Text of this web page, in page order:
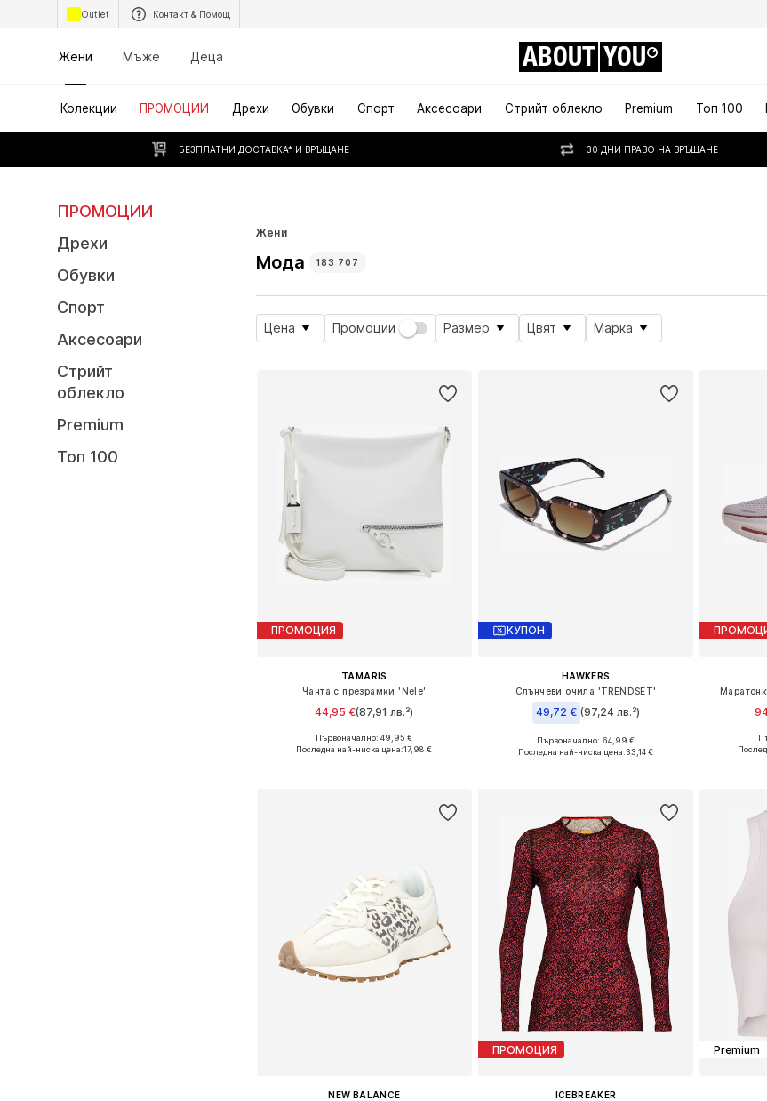
Outlet Контакт & Помощ
Жени Мъже Деца ABOUT YOU
Колекции ПРОМОЦИИ Дрехи Обувки Спорт Аксесоари Стрийт облекло Premium Топ 100
БЕЗПЛАТНИ ДОСТАВКА* И ВРЪЩАНЕ 30 ДНИ ПРАВО НА ВРЪЩАНЕ
ПРОМОЦИИ
Дрехи
Обувки
Спорт
Аксесоари
Стрийт
облекло
Premium
Топ 100
Жени
Мода 183 707
Цена Промоции Размер Цвят Марка
ПРОМОЦИЯ
TAMARIS
Чанта с презрамки 'Nele'
44,95 €(87,91 лв.³)
Налични размери: One Size
Първоначално: 49,95 €
Последна най-ниска цена:17,98 €
КУПОН
HAWKERS
Слънчеви очила 'TRENDSET'
49,72 € (97,24 лв.³)
Налични размери: Onesize
Първоначално: 64,99 €
Последна най-ниска цена:33,14 €
NEW BALANCE
ПРОМОЦИЯ
ICEBREAKER
Premium